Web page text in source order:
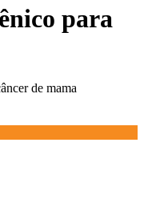
para
de mama